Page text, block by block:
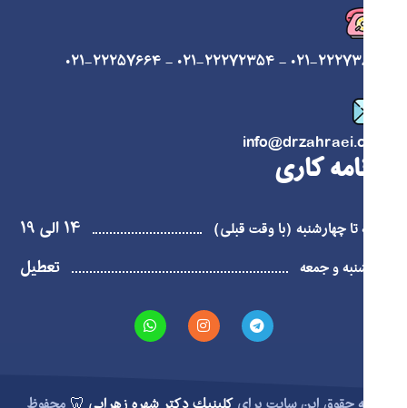
۰۲۱-۲۲۲۷۳۸۲۶ -۰۲۱-۲۲۲۷۲۳۵۴ -۰۲۱-۲۲۲۵۷۶۶۴
info@drzahraei.com
برنامه کاری
شنبه تا چهارشنبه (با وقت قبلی) ۱۴ الی ۱۹
پنجشنبه و جمعه تعطیل